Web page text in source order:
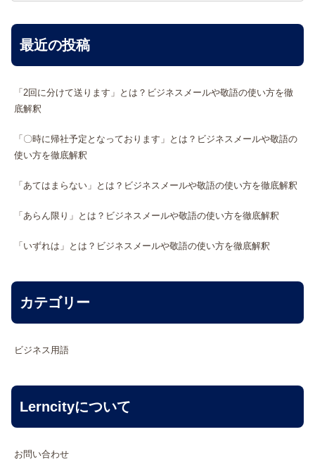
最近の投稿
「2回に分けて送ります」とは？ビジネスメールや敬語の使い方を徹
底解釈
「〇時に帰社予定となっております」とは？ビジネスメールや敬語の
使い方を徹底解釈
「あてはまらない」とは？ビジネスメールや敬語の使い方を徹底解釈
「あらん限り」とは？ビジネスメールや敬語の使い方を徹底解釈
「いずれは」とは？ビジネスメールや敬語の使い方を徹底解釈
カテゴリー
ビジネス用語
Lerncityについて
お問い合わせ